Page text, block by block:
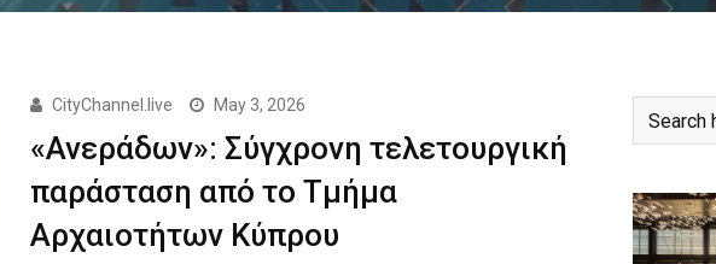
CityChannel.live May 3, 2026
«Ανεράδων»: Σύγχρονη τελετουργική
παράσταση από το Τμήμα
Αρχαιοτήτων Κύπρου